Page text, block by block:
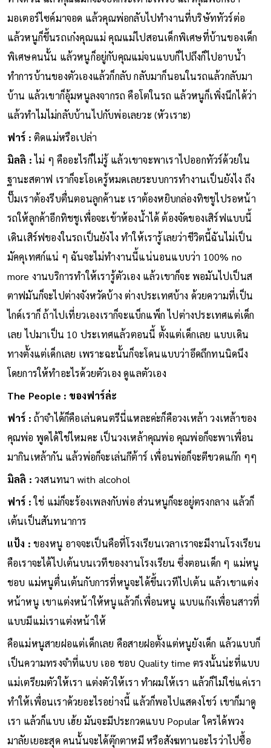
มอเตอร์ไซค์มาจอด แล้วคุณพ่อกลับไปทำงานที่บริษัททัวร์ต่อ
แล้วหนูก็ขึ้นรถเก๋งคุณแม่ คุณแม่ไปสอนเด็กพิเศษที่บ้านของเด็ก
พิเศษคนนั้น แล้วหนูก็อยู่กับคุณแม่จนแบบก็ไปถึงก็ไปอาบน้ำ
ทำการบ้านของตัวเองแล้วก็กลับ กลับมาก็นอนในรถแล้วกลับมา
บ้าน แล้วเขาก็อุ้มหนูลงจากรถ คือโตในรถ แล้วหนูก็เพิ่งนึกได้ว่า
แล้วทำไมไม่กลับบ้านไปกับพ่อเลยวะ (หัวเราะ)
ฟาร์ :ติดแม่หรือเปล่า
มิลลิ :ไม่ ๆ คืออะไรก็ไม่รู้ แล้วเขาจะพาเราไปออกทัวร์ด้วยใน
ฐานะสตาฟ เราก็จะโอเครู้หมดเลยระบบการทำงานเป็นยังไง ถึง
ปั๊มเราต้องรีบตื่นตอนลูกค้านะ เราต้องหยิบกล่องทิชชูไปรอหน้า
รถให้ลูกค้าอีกทิชชูเพื่อจะเข้าห้องน้ำได้ ต้องจัดของเสิร์ฟแบบนี้
เดินเสิร์ฟของในรถเป็นยังไง ทำให้เรารู้เลยว่าชีวิตนี้ฉันไม่เป็น
มัคคุเทศก์แน่ ๆ ฉันจะไม่ทำงานนี้แน่นอนแบบว่า 100% no
more งานบริการทำให้เรารู้ตัวเอง แล้วเขาก็จะ พอมันไปเป็นส
ตาฟมันก็จะไปต่างจังหวัดบ้าง ต่างประเทศบ้าง ด้วยความที่เป็น
ไกด์เราก็ ถ้าไปเที่ยวเองเราก็จะแบ็กแพ็ก ไปต่างประเทศแต่เด็ก
เลย ไปมาเป็น 10 ประเทศแล้วตอนนี้ ตั้งแต่เด็กเลย แบบเดิน
ทางตั้งแต่เด็กเลย เพราะฉะนั้นก็จะโดนแบบว่าอึดถึกทนนิดนึง
โดยการให้ทำอะไรด้วยตัวเอง ดูแลตัวเอง
The People : ของฟาร์ล่ะ
ฟาร์ :ถ้าจำได้ก็คือเล่นดนตรีนี่แหละค่ะก็คือวงเหล้า วงเหล้าของ
คุณพ่อ พูดได้ใช่ไหมคะ เป็นวงเหล้าคุณพ่อ คุณพ่อก็จะพาเพื่อน
มากินเหล้ากัน แล้วพ่อก็จะเล่นกีต้าร์ เพื่อนพ่อก็จะตีขวดแก๊ก ๆๆ
มิลลิ : วงสนทนา with alcohol
ฟาร์ :ใช่ แม่ก็จะร้องเพลงกับพ่อ ส่วนหนูก็จะอยู่ตรงกลาง แล้วก็
เต้นเป็นสันทนาการ
แป้ง : ของหนู อาจจะเป็นคือที่โรงเรียนเวลาเราจะมีงานโรงเรียน
คือเราจะได้ไปเต้นบนเวทีของงานโรงเรียน ซึ่งตอนเด็ก ๆ แม่หนู
ชอบ แม่หนูตื่นเต้นกับการที่หนูจะได้ขึ้นเวทีไปเต้น แล้วเขาแต่ง
หน้าหนู เขาแต่งหน้าให้หนูแล้วก็เพื่อนหนู แบบแก๊งเพื่อนสาวที่
แบบมีแม่เราแต่งหน้าให้
คือแม่หนูสายฝอแต่เด็กเลย คือสายฝอตั้งแต่หนูยังเด็ก แล้วแบบก็
เป็นความทรงจำที่แบบ เออ ชอบ Quality time ตรงนั้นน่ะที่แบบ
แม่เตรียมตัวให้เรา แต่งตัวให้เรา ทำผมให้เรา แล้วก็ไม่ใช่แค่เรา
ทำให้เพื่อนเราด้วยอะไรอย่างนี้ แล้วก็พอไปแสดงโชว์ เขาก็มาดู
เรา แล้วก็แบบ เฮ้ย มันจะมีประกวดแบบ Popular ใครได้พวง
มาลัยเยอะสุด คนนั้นจะได้ตุ๊กตาหมี หรือสังฆทานอะไรว่าไปซื้อ